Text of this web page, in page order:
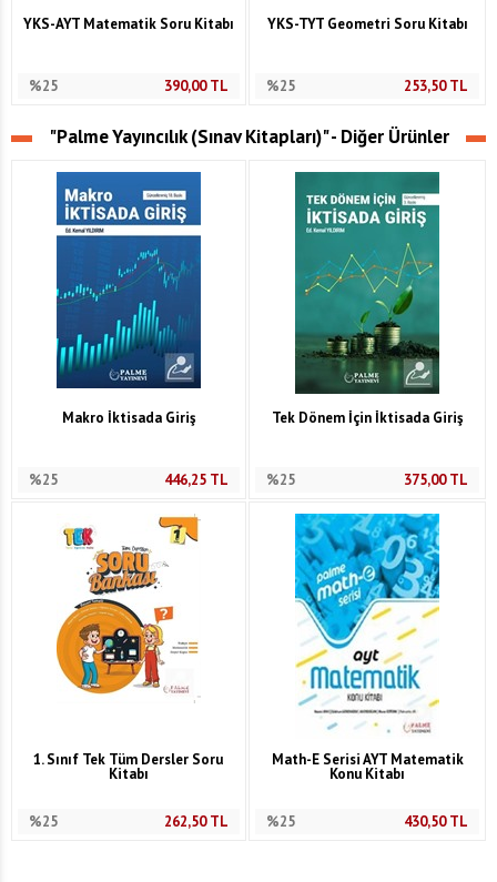
YKS-AYT Matematik Soru Kitabı
%25 390,00TL
YKS-TYT Geometri Soru Kitabı
%25 253,50TL
"Palme Yayıncılık (Sınav Kitapları)" - Diğer Ürünler
Makro İktisada Giriş
%25 446,25TL
Tek Dönem İçin İktisada Giriş
%25 375,00TL
1. Sınıf Tek Tüm Dersler Soru
Kitabı
%25 262,50TL
Math-E Serisi AYT Matematik
Konu Kitabı
%25 430,50TL